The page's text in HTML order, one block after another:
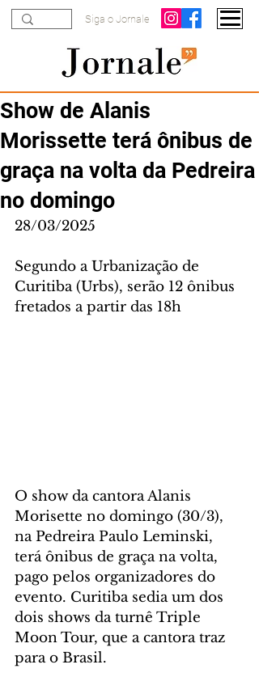
Siga o Jornale
Show de Alanis
Morissette terá ônibus de
graça na volta da Pedreira
no domingo
28/03/2025
Segundo a Urbanização de
Curitiba (Urbs), serão 12 ônibus
fretados a partir das 18h
O show da cantora Alanis
Morisette no domingo (30/3),
na Pedreira Paulo Leminski,
terá ônibus de graça na volta,
pago pelos organizadores do
evento. Curitiba sedia um dos
dois shows da turnê Triple
Moon Tour, que a cantora traz
para o Brasil.